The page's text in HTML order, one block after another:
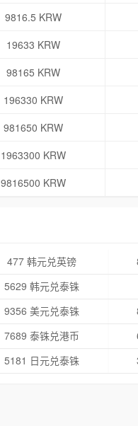
9816.5 KRW
19633 KRW
98165 KRW
196330 KRW
981650 KRW
1963300 KRW
9816500 KRW
477 韩元兑英镑
5629 韩元兑泰铢
9356 美元兑泰铢
7689 泰铢兑港币
5181 日元兑泰铢